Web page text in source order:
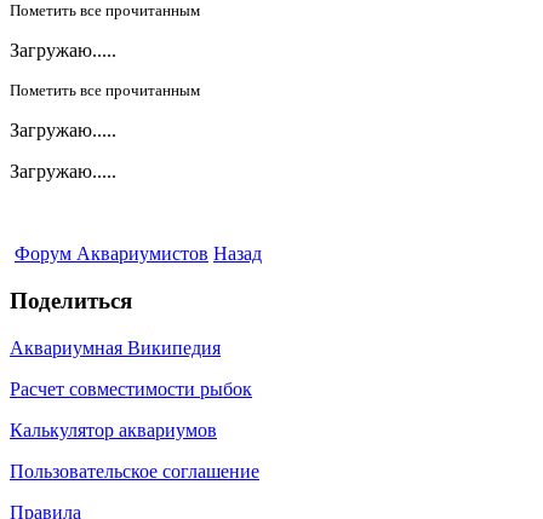
Пометить все прочитанным
Загружаю.....
Пометить все прочитанным
Загружаю.....
Загружаю.....
Форум Аквариумистов Назад
Поделиться
Аквариумная Википедия
Расчет совместимости рыбок
Калькулятор аквариумов
Пользовательское соглашение
Правила